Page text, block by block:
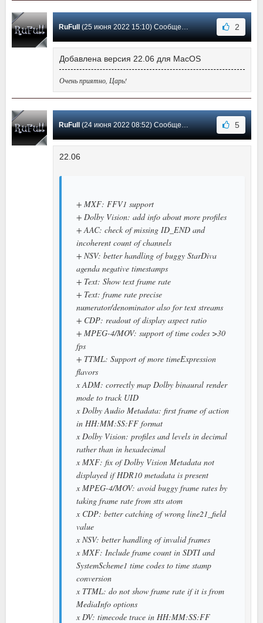
RuFull (25 июня 2022 15:10) Сообщение #393 2
Добавлена версия 22.06 для MacOS
Очень приятно, Царь!
RuFull (24 июня 2022 08:52) Сообщение #392 5
22.06
+ MXF: FFV1 support
+ Dolby Vision: add info about more profiles
+ AAC: check of missing ID_END and
incoherent count of channels
+ NSV: better handling of buggy StarDiva
agenda negative timestamps
+ Text: Show text frame rate
+ Text: frame rate precise
numerator/denominator also for text streams
+ CDP: readout of display aspect ratio
+ MPEG-4/MOV: support of time codes >30
fps
+ TTML: Support of more timeExpression
flavors
x ADM: correctly map Dolby binaural render
mode to track UID
x Dolby Audio Metadata: first frame of action
in HH:MM:SS:FF format
x Dolby Vision: profiles and levels in decimal
rather than in hexadecimal
x MXF: fix of Dolby Vision Metadata not
displayed if HDR10 metadata is present
x MPEG-4/MOV: avoid buggy frame rates by
taking frame rate from stts atom
x CDP: better catching of wrong line21_field
value
x NSV: better handling of invalid frames
x MXF: Include frame count in SDTI and
SystemScheme1 time codes to time stamp
conversion
x TTML: do not show frame rate if it is from
MediaInfo options
x DV: timecode trace in HH:MM:SS:FF